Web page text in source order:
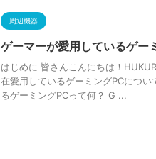
周辺機器
ゲーマーが愛用しているゲー
はじめに 皆さんこんにちは！
在愛用しているゲーミングPCにつ
るゲーミングPCって何？ G ...